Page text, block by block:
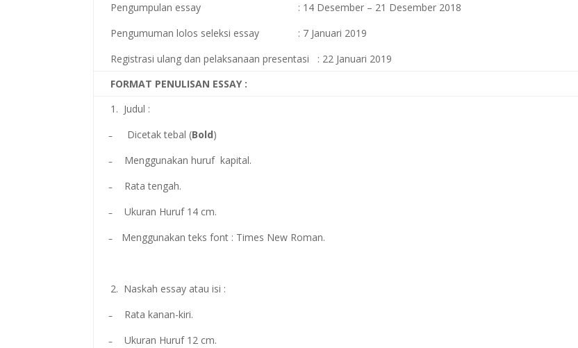
Pengumpulan essay : 14 Desember – 21 Desember 2018
Pengumuman lolos seleksi essay : 7 Januari 2019
Registrasi ulang dan pelaksanaan presentasi : 22 Januari 2019
FORMAT PENULISAN ESSAY :
1. Judul :
̵ Dicetak tebal (Bold)
̵ Menggunakan huruf kapital.
̵ Rata tengah.
̵ Ukuran Huruf 14 cm.
̵ Menggunakan teks font : Times New Roman.
2. Naskah essay atau isi :
̵ Rata kanan-kiri.
̵ Ukuran Huruf 12 cm.